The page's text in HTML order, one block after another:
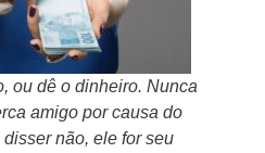
ou dê o dinheiro. Nunca
amigo por causa do
não, ele for seu